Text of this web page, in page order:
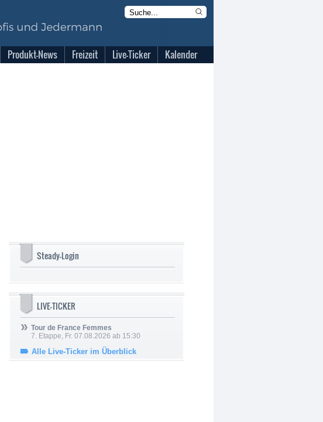
Produkt-News Freizeit Live-Ticker Kalender
Steady-Login
LIVE-TICKER
Tour de France Femmes
7. Etappe, Fr. 07.08.2026 ab 15:30
Alle Live-Ticker im Überblick